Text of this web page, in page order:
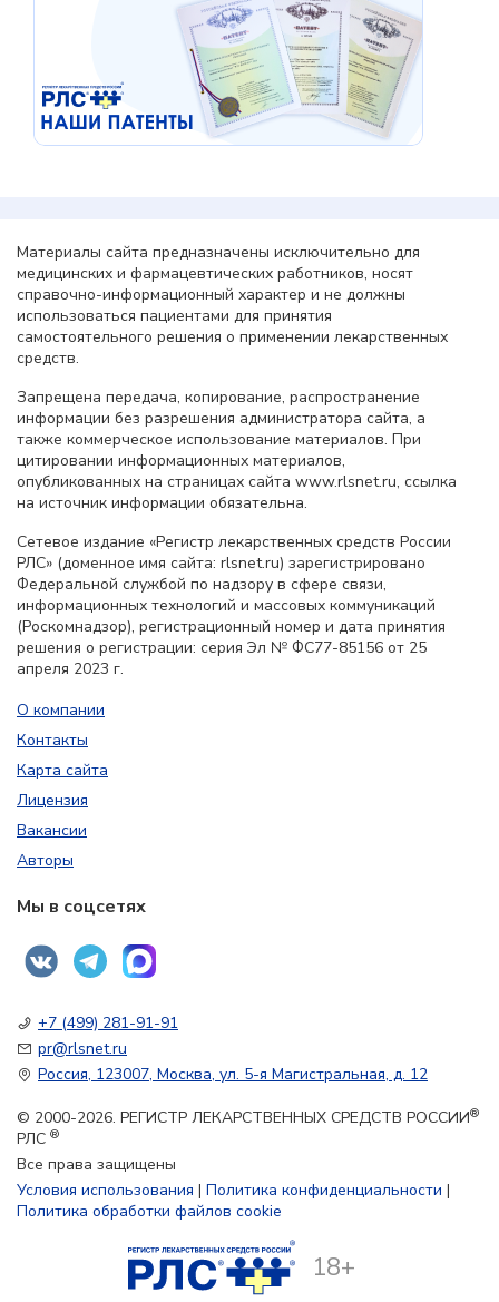
Материалы сайта предназначены исключительно для
медицинских и фармацевтических работников, носят
справочно-информационный характер и не должны
использоваться пациентами для принятия
самостоятельного решения о применении лекарственных
средств.
Запрещена передача, копирование, распространение
информации без разрешения администратора сайта, а
также коммерческое использование материалов. При
цитировании информационных материалов,
опубликованных на страницах сайта www.rlsnet.ru, ссылка
на источник информации обязательна.
Сетевое издание «Регистр лекарственных средств России
РЛС» (доменное имя сайта: rlsnet.ru) зарегистрировано
Федеральной службой по надзору в сфере связи,
информационных технологий и массовых коммуникаций
(Роскомнадзор), регистрационный номер и дата принятия
решения о регистрации: серия Эл № ФС77-85156 от 25
апреля 2023 г.
О компании
Контакты
Карта сайта
Лицензия
Вакансии
Авторы
Мы в соцсетях
+7 (499) 281-91-91
pr@rlsnet.ru
Россия, 123007, Москва, ул. 5-я Магистральная, д. 12
© 2000-2026. РЕГИСТР ЛЕКАРСТВЕННЫХ СРЕДСТВ РОССИИ®
РЛС ®
Все права защищены
Условия использования | Политика конфиденциальности |
Политика обработки файлов cookie
18+